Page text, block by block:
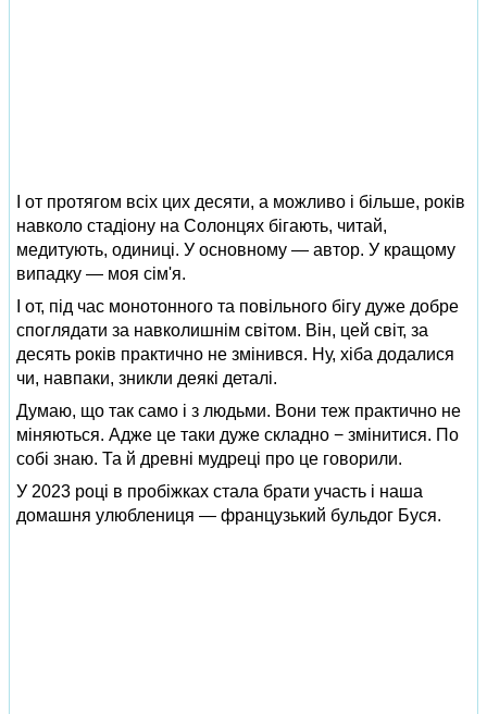
І от протягом всіх цих десяти, а можливо і більше, років
навколо стадіону на Солонцях бігають, читай,
медитують, одиниці. У основному — автор. У кращому
випадку — моя сім'я.
І от, під час монотонного та повільного бігу дуже добре
споглядати за навколишнім світом. Він, цей світ, за
десять років практично не змінився. Ну, хіба додалися
чи, навпаки, зникли деякі деталі.
Думаю, що так само і з людьми. Вони теж практично не
міняються. Адже це таки дуже складно − змінитися. По
собі знаю. Та й древні мудреці про це говорили.
У 2023 році в пробіжках стала брати участь і наша
домашня улюблениця — французький бульдог Буся.